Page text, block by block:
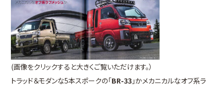
(画像をクリックすると大きくご覧いただけます。）
トラッド＆モダンな5本スポークの「BR-33 」かメカニカルなオフ系ラ